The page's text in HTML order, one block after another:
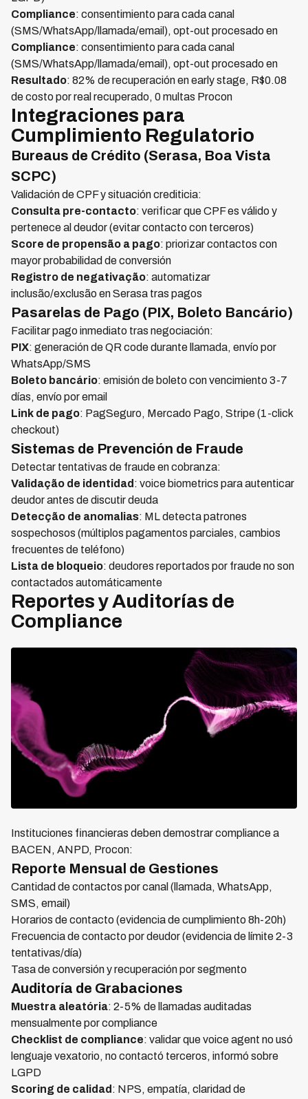
Compliance: consentimiento para cada canal
(SMS/WhatsApp/llamada/email), opt-out procesado en
Compliance: consentimiento para cada canal
(SMS/WhatsApp/llamada/email), opt-out procesado en
Resultado: 82% de recuperación en early stage, R$0.08
de costo por real recuperado, 0 multas Procon
Integraciones para
Cumplimiento Regulatorio
Bureaus de Crédito (Serasa, Boa Vista
SCPC)
Validación de CPF y situación crediticia:
Consulta pre-contacto: verificar que CPF es válido y
pertenece al deudor (evitar contacto con terceros)
Score de propensão a pago: priorizar contactos con
mayor probabilidad de conversión
Registro de negativação: automatizar
inclusão/exclusão en Serasa tras pagos
Pasarelas de Pago (PIX, Boleto Bancário)
Facilitar pago inmediato tras negociación:
PIX: generación de QR code durante llamada, envío por
WhatsApp/SMS
Boleto bancário: emisión de boleto con vencimiento 3-7
días, envío por email
Link de pago: PagSeguro, Mercado Pago, Stripe (1-click
checkout)
Sistemas de Prevención de Fraude
Detectar tentativas de fraude en cobranza:
Validação de identidad : voice biometrics para autenticar
deudor antes de discutir deuda
Detecção de anomalias: ML detecta patrones
sospechosos (múltiplos pagamentos parciales, cambios
frecuentes de teléfono)
Lista de bloqueio: deudores reportados por fraude no son
contactados automáticamente
Reportes y Auditorías de
Compliance
Instituciones financieras deben demostrar compliance a
BACEN, ANPD, Procon:
Reporte Mensual de Gestiones
Cantidad de contactos por canal (llamada, WhatsApp,
SMS, email)
Horarios de contacto (evidencia de cumplimiento 8h-20h)
Frecuencia de contacto por deudor (evidencia de límite 2-3
tentativas/día)
Tasa de conversión y recuperación por segmento
Auditoría de Grabaciones
Muestra aleatória: 2-5% de llamadas auditadas
mensualmente por compliance
Checklist de compliance: validar que voice agent no usó
lenguaje vexatorio, no contactó terceros, informó sobre
LGPD
Scoring de calidad: NPS, empatía, claridad de